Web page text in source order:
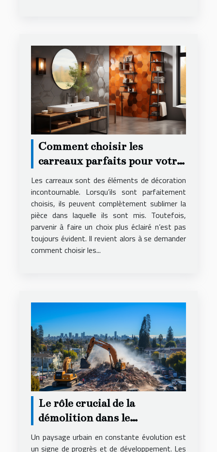
Comment choisir les
carreaux parfaits pour votre
décoration ?
Les carreaux sont des éléments de décoration
incontournable. Lorsqu’ils sont parfaitement
choisis, ils peuvent complètement sublimer la
pièce dans laquelle ils sont mis. Toutefois,
parvenir à faire un choix plus éclairé n’est pas
toujours évident. Il revient alors à se demander
comment choisir les...
Le rôle crucial de la
démolition dans le
renouvellement urbain
Un paysage urbain en constante évolution est
un signe de progrès et de développement. Les